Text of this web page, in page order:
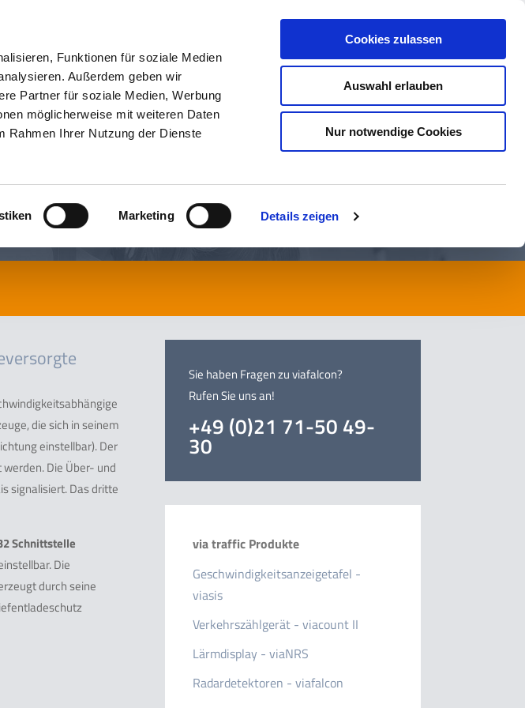
Funktionen für soziale Medien
Außerdem geben wir
Partner für soziale Medien, Werbung
möglicherweise mit weiteren Daten
Rahmen Ihrer Nutzung der Dienste
Marketing Details zeigen
Cookies zulassen
Auswahl erlauben
Nur notwendige Cookies
SOLAR
PRODUKTE KONTAKT
die sich in seinem
einstellbar). Der
Die Über- und
signalisiert. Das dritte
Schnittstelle
Die
durch seine
Sie haben Fragen zu viafalcon?
Rufen Sie uns an!
+49 (0)21 71-50 49-
30
via traffic Produkte
Geschwindigkeitsanzeigetafel -
viasis
Verkehrszählgerät - viacount II
Lärmdisplay - viaNRS
Radardetektoren - viafalcon